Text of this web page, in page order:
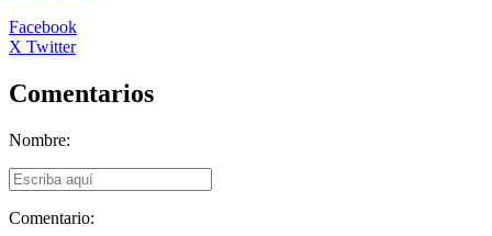
Facebook
X Twitter
Comentarios
Nombre:
Comentario: